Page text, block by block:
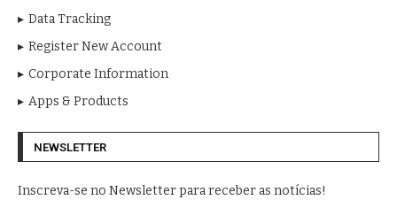
Data Tracking
Register New Account
Corporate Information
Apps & Products
NEWSLETTER
Inscreva-se no Newsletter para receber as notícias!